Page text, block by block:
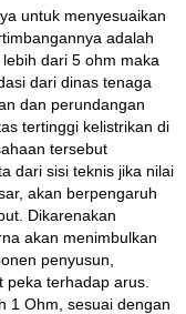
untuk menyesuaikan
adalah
dari 5 ohm maka
dari dinas tenaga
dan perundangan
tertinggi kelistrikan di
tersebut
dari sisi teknis jika nilai
akan berpengaruh
Dikarenakan
akan menimbulkan
penyusun,
terhadap arus.
1 Ohm, sesuai dengan